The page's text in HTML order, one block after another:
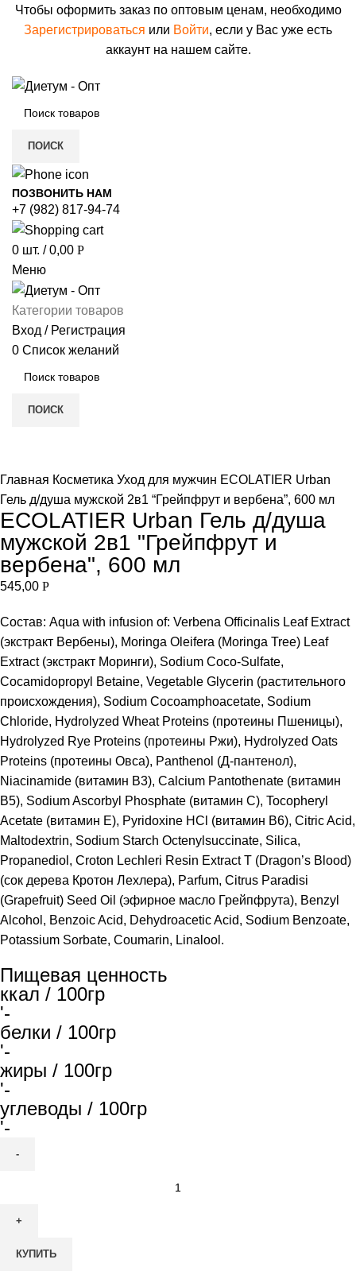
Чтобы оформить заказ по оптовым ценам, необходимо
Зарегистрироваться или Войти, если у Вас уже есть
аккаунт на нашем сайте.
ПОИСК
ПОЗВОНИТЬ НАМ
+7 (982) 817-94-74
0 шт. / 0,00 Р
Меню
Категории товаров
Вход / Регистрация
0 Список желаний
ПОИСК
Главная Косметика Уход для мужчин ECOLATIER Urban
Гель д/душа мужской 2в1 “Грейпфрут и вербена”, 600 мл
ECOLATIER Urban Гель д/душа
мужской 2в1 "Грейпфрут и
вербена", 600 мл
545,00 Р
Состав: Aqua with infusion of: Verbena Officinalis Leaf Extract
(экстракт Вербены), Moringa Oleifera (Moringa Tree) Leaf
Extract (экстракт Моринги), Sodium Coco-Sulfate,
Cocamidopropyl Betaine, Vegetable Glycerin (растительного
происхождения), Sodium Cocoamphoacetate, Sodium
Chloride, Hydrolyzed Wheat Proteins (протеины Пшеницы),
Hydrolyzed Rye Proteins (протеины Ржи), Hydrolyzed Oats
Proteins (протеины Овса), Panthenol (Д-пантенол),
Niacinamide (витамин В3), Calcium Pantothenate (витамин
В5), Sodium Ascorbyl Phosphate (витамин С), Tocopheryl
Acetate (витамин Е), Pyridoxine HCl (витамин В6), Citric Acid,
Maltodextrin, Sodium Starch Octenylsuccinate, Silica,
Propanediol, Croton Lechleri Resin Extract T (Dragon’s Blood)
(сок дерева Кротон Лехлера), Parfum, Citrus Paradisi
(Grapefruit) Seed Oil (эфирное масло Грейпфрута), Benzyl
Alcohol, Benzoic Acid, Dehydroacetic Acid, Sodium Benzoate,
Potassium Sorbate, Coumarin, Linalool.
Пищевая ценность
ккал / 100гр
'-
белки / 100гр
'-
жиры / 100гр
'-
углеводы / 100гр
'-
ECOLATIER
ГельКУПИТЬ